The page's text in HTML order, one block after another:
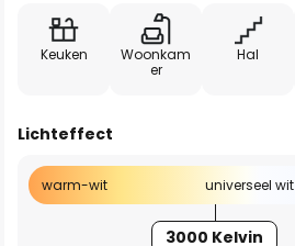
Keuken
Woonkam
er
Hal
Lichteffect
warm-wit universeel wit
3000 Kelvin